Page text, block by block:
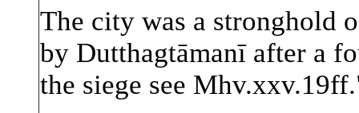
The city was a stronghold
by Dutthagtāmanī after a
the siege see